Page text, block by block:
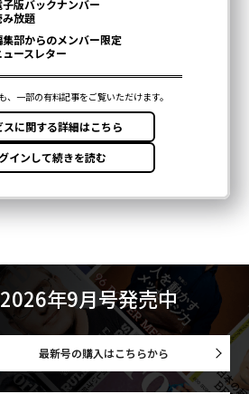
2026年9月号発売中
最新号の購入はこちらから